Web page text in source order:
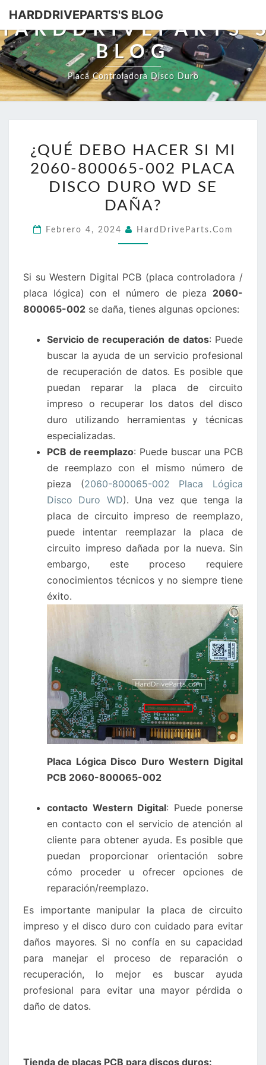
HARDDRIVEPARTS'S BLOG
BLOG
Placa Controladora Disco Duro
DEBO
HACER
SI
MI
800065-
DISCO
DURO
WD
DAÑA?
¿QUÉ DEBO HACER SI MI
2060-800065-002 PLACA
DISCO DURO WD SE
DAÑA?
Febrero 4, 2024 HardDriveParts.com
Si su Western Digital PCB (placa controladora /
placa lógica) con el número de pieza 2060-
800065-002 se daña, tienes algunas opciones:
Servicio de recuperación de datos: Puede
buscar la ayuda de un servicio profesional
de recuperación de datos. Es posible que
puedan reparar la placa de circuito
impreso o recuperar los datos del disco
duro utilizando herramientas y técnicas
especializadas.
PCB de reemplazo: Puede buscar una PCB
de reemplazo con el mismo número de
pieza (2060-800065-002 Placa Lógica
Disco Duro WD). Una vez que tenga la
placa de circuito impreso de reemplazo,
puede intentar reemplazar la placa de
circuito impreso dañada por la nueva. Sin
embargo, este proceso requiere
conocimientos técnicos y no siempre tiene
éxito.
Placa Lógica Disco Duro Western Digital
PCB 2060-800065-002
contacto Western Digital: Puede ponerse
en contacto con el servicio de atención al
cliente para obtener ayuda. Es posible que
puedan proporcionar orientación sobre
cómo proceder u ofrecer opciones de
reparación/reemplazo.
Es importante manipular la placa de circuito
impreso y el disco duro con cuidado para evitar
daños mayores. Si no confía en su capacidad
para manejar el proceso de reparación o
recuperación, lo mejor es buscar ayuda
profesional para evitar una mayor pérdida o
daño de datos.
Tienda de placas PCB para discos duros: